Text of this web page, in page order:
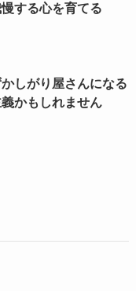
する心を育てる
しがり屋さんになる
かもしれません